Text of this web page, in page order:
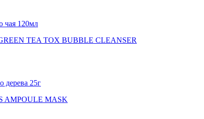
чая 120мл
TEA TOX BUBBLE CLEANSER
дерева 25г
AMPOULE MASK